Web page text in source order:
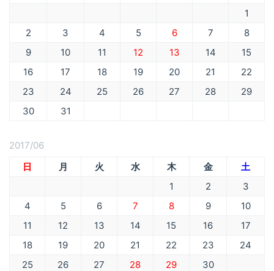
1
2
3 4 5 6 7
8
9
10 11 12 13 14
15
16
17 18 19 20 21
22
23
24 25 26 27 28
29
30
31
2017/06
日
月 火 水 木 金
土
1
2
3
4
5 6 7 8 9
10
11
12 13 14 15 16
17
18
19 20 21 22 23
24
25
26 27 28 29 30